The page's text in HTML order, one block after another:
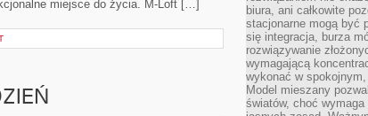
miejsce do życia. M-Loft […]
biura, ani całkowite
stacjonarne mogą być
się integracja, burza
rozwiązywanie
wymagającą
wykonać w
Model mieszany
światów, choć